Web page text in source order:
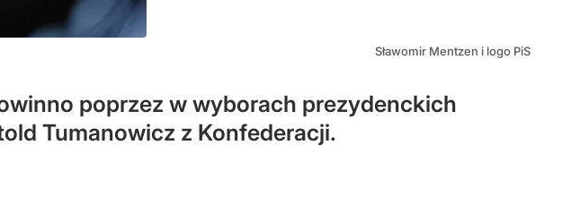
Sławomir Mentzen i logo PiS
poprzez w wyborach prezydenckich
Tumanowicz z Konfederacji.